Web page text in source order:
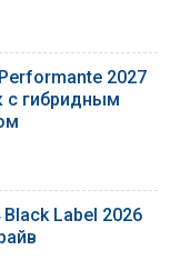
2027
с гибридным
Label 2026